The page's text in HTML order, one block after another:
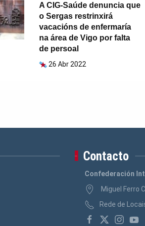
A CIG-Saúde denuncia que
o Sergas restrinxirá
vacacións de enfermaría
na área de Vigo por falta
de persoal
26 Abr 2022
Contacto
Confederación
Miguel Ferro
Rede de